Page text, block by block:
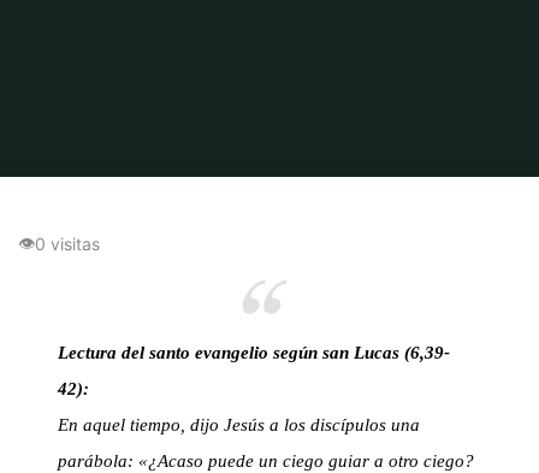
👁0 visitas
Lectura del santo evangelio según san Lucas (6,39-
42):
En aquel tiempo, dijo Jesús a los discípulos una
parábola: «¿Acaso puede un ciego guiar a otro ciego?